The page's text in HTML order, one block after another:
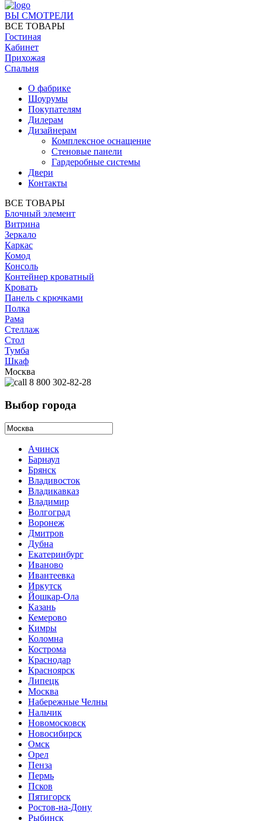
ВЫ СМОТРЕЛИ
ВСЕ ТОВАРЫ
Гостиная
Кабинет
Прихожая
Спальня
О фабрике
Шоурумы
Покупателям
Дилерам
Дизайнерам
Комплексное оснащение
Стеновые панели
Гардеробные системы
Двери
Контакты
ВСЕ ТОВАРЫ
Блочный элемент
Витрина
Зеркало
Каркас
Комод
Консоль
Контейнер кроватный
Кровать
Панель с крючками
Полка
Рама
Стеллаж
Стол
Тумба
Шкаф
Москва
8 800 302-82-28
Выбор города
Ачинск
Барнаул
Брянск
Владивосток
Владикавказ
Владимир
Волгоград
Воронеж
Дмитров
Дубна
Екатеринбург
Иваново
Ивантеевка
Иркутск
Йошкар-Ола
Казань
Кемерово
Кимры
Коломна
Кострома
Краснодар
Красноярск
Липецк
Москва
Набережные Челны
Нальчик
Новомосковск
Новосибирск
Омск
Орел
Пенза
Пермь
Псков
Пятигорск
Ростов-на-Дону
Рыбинск